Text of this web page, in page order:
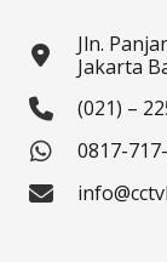
Jln.
Jakarta
(021) –
0817-